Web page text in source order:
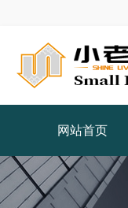
网站首页